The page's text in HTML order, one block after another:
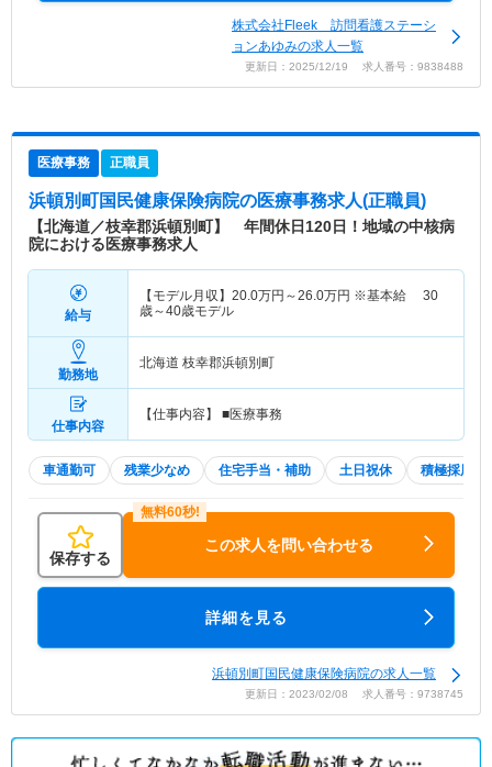
株式会社Fleek 訪問看護ステーシ
ョンあゆみの求人一覧
更新日：2025/12/19 求人番号：9838488
医療事務 正職員
浜頓別町国民健康保険病院の医療事務求人(正職員)
【北海道／枝幸郡浜頓別町】 年間休日120日！地域の中核病
院における医療事務求人
給与
【モデル月収】 20.0万円～26.0万円 ※基本給 30
歳～40歳モデル
勤務地
北海道 枝幸郡浜頓別町
仕事内容
【仕事内容】 ■医療事務
車通勤可 残業少なめ 住宅手当・補助 土日祝休 積極採用中
保存する
この求人を問い合わせる
詳細を見る
浜頓別町国民健康保険病院の求人一覧
更新日：2023/02/08 求人番号：9738745